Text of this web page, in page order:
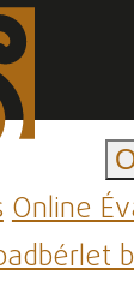
Online